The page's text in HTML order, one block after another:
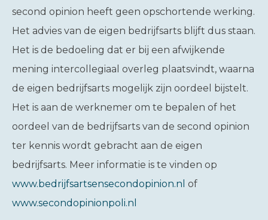
second opinion heeft geen opschortende werking.
Het advies van de eigen bedrijfsarts blijft dus staan.
Het is de bedoeling dat er bij een afwijkende
mening intercollegiaal overleg plaatsvindt, waarna
de eigen bedrijfsarts mogelijk zijn oordeel bijstelt.
Het is aan de werknemer om te bepalen of het
oordeel van de bedrijfsarts van de second opinion
ter kennis wordt gebracht aan de eigen
bedrijfsarts. Meer informatie is te vinden op
www.bedrijfsartsensecondopinion.nl of
www.secondopinionpoli.nl